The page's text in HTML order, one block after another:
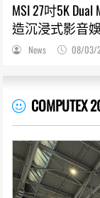
MSI 27吋5K
造沉浸式影音
News 08/03/
COMPUTEX